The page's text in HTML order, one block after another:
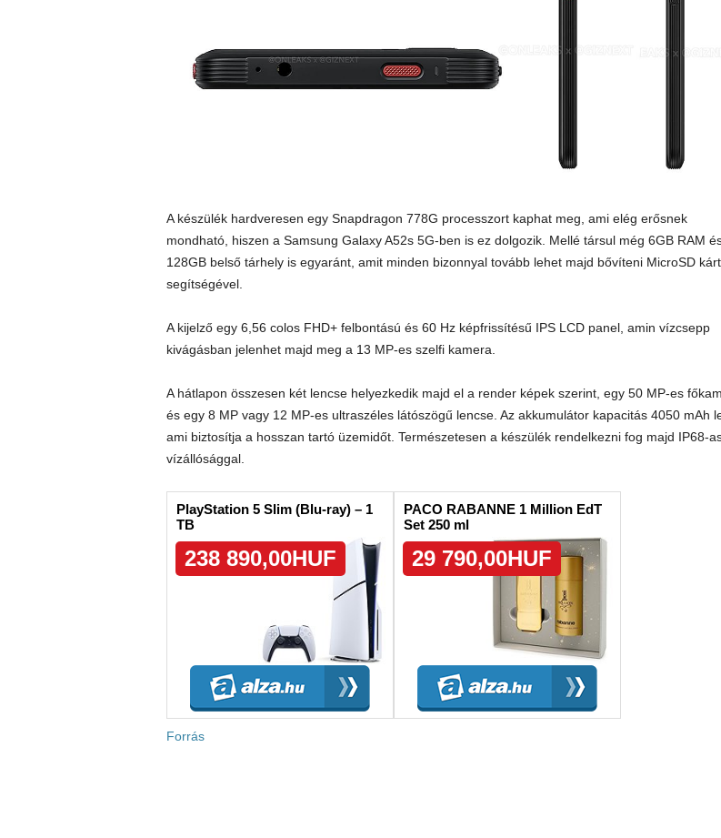
A készülék hardveresen egy Snapdragon 778G processzort kaphat meg, ami elég erősnek
mondható, hiszen a Samsung Galaxy A52s 5G-ben is ez dolgozik. Mellé társul még 6GB RAM
128GB belső tárhely is egyaránt, amit minden bizonnyal tovább lehet majd bővíteni MicroSD
segítségével.
A kijelző egy 6,56 colos FHD+ felbontású és 60 Hz képfrissítésű IPS LCD panel, amin vízcsepp
kivágásban jelenhet majd meg a 13 MP-es szelfi kamera.
A hátlapon összesen két lencse helyezkedik majd el a render képek szerint, egy 50 MP-es
és egy 8 MP vagy 12 MP-es ultraszéles látószögű lencse. Az akkumulátor kapacitás 4050 mAh
ami biztosítja a hosszan tartó üzemidőt. Természetesen a készülék rendelkezni fog majd IP68-
vízállósággal.
Forrás